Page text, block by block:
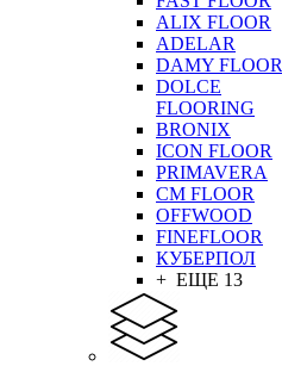
ALIX FLOOR
ADELAR
DAMY FLOOR
DOLCE
FLOORING
BRONIX
ICON FLOOR
PRIMAVERA
CM FLOOR
OFFWOOD
FINEFLOOR
КУБЕРПОЛ
+ ЕЩЕ 13